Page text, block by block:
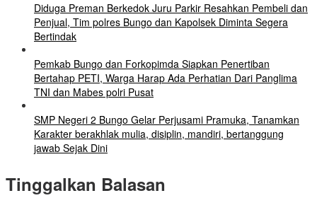
Diduga Preman Berkedok Juru Parkir Resahkan Pembeli dan
Penjual, Tim polres Bungo dan Kapolsek Diminta Segera
Bertindak
Pemkab Bungo dan Forkopimda Siapkan Penertiban
Bertahap PETI, Warga Harap Ada Perhatian Dari Panglima
TNI dan Mabes polri Pusat
SMP Negeri 2 Bungo Gelar Perjusami Pramuka, Tanamkan
Karakter berakhlak mulia, disiplin, mandiri, bertanggung
jawab Sejak Dini
Tinggalkan Balasan